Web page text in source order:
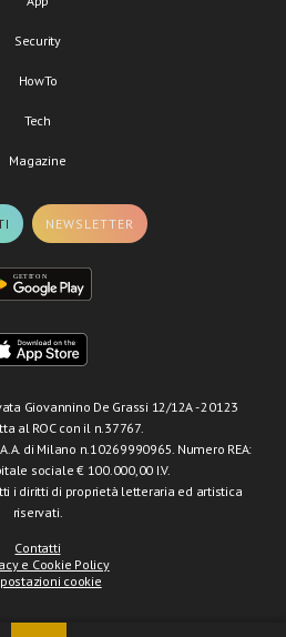
Security
HowTo
Tech
Magazine
NEWSLETTER
Giovannino De Grassi 12/12A - 20123
al ROC con il n.37767.
di Milano n.10269990965. Numero REA:
sociale € 100.000,00 I.V.
i diritti di proprietà letteraria ed artistica
riservati.
Contatti
e Cookie Policy
cookie